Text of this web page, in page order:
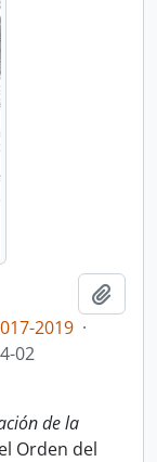
2019 ·
02
de la
Orden del